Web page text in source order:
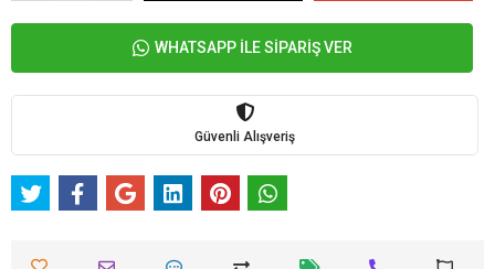
WHATSAPP İLE SİPARİŞ VER
Güvenli Alışveriş